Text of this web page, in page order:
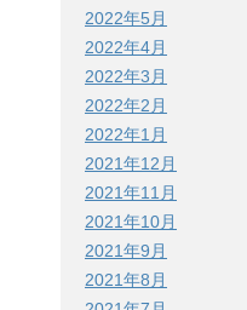
2022年5月
2022年4月
2022年3月
2022年2月
2022年1月
2021年12月
2021年11月
2021年10月
2021年9月
2021年8月